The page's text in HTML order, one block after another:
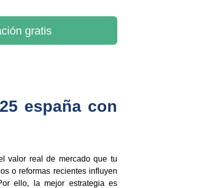
gratis
españa con
valor real de mercado que tu
o reformas recientes influyen
ello, la mejor estrategia es